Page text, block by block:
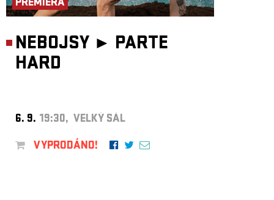
PREMIÉRA
NEBOJSY ► PARTE
HARD
6. 9. 19:30, VELKÝ SÁL
VYPRODÁNO!